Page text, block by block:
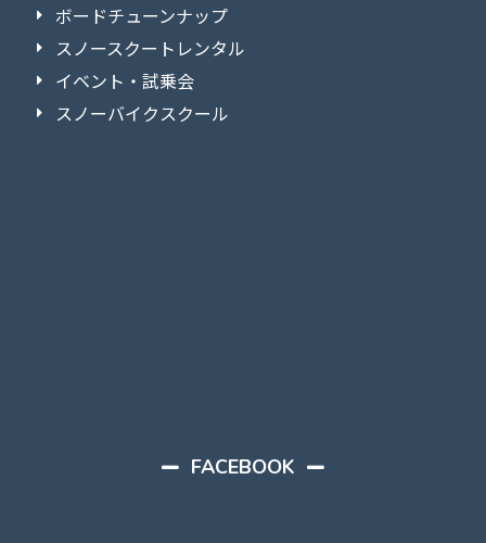
ボードチューンナップ
スノースクートレンタル
イベント・試乗会
スノーバイクスクール
FACEBOOK